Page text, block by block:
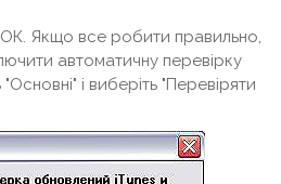
Якщо все робити правильно,
автоматичну перевірку
і виберіть "Перевіряти